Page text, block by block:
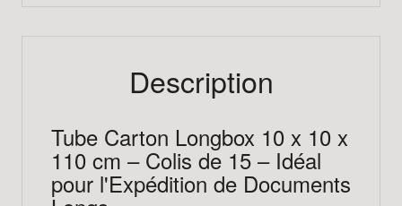
Description
Tube Carton Longbox 10 x 10 x
110 cm – Colis de 15 – Idéal
pour l'Expédition de Documents